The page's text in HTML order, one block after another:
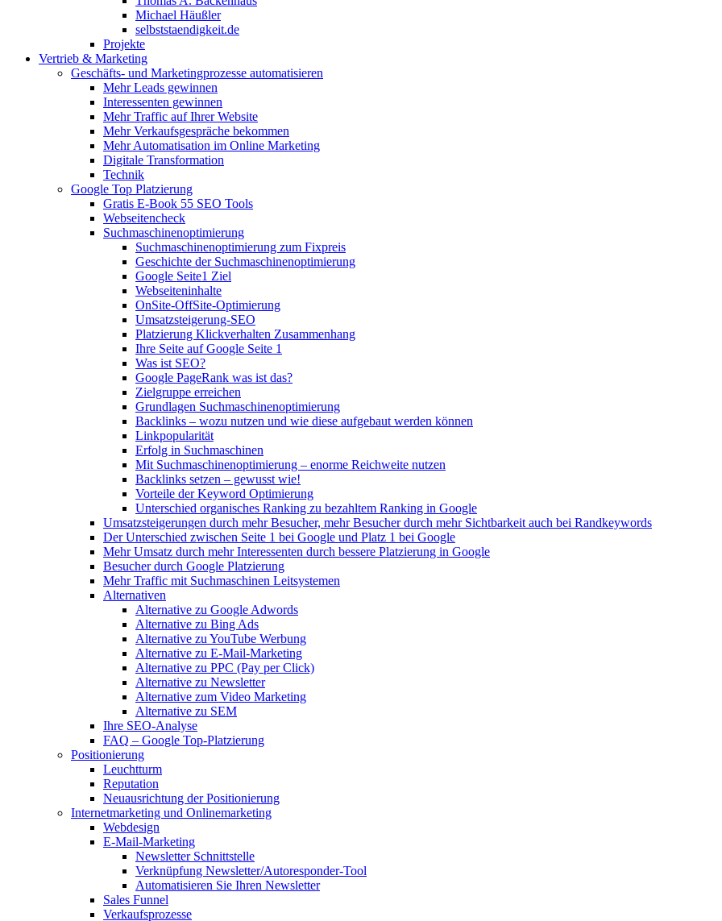
Michael Häußler
selbststaendigkeit.de
Projekte
Vertrieb & Marketing
Geschäfts- und Marketingprozesse automatisieren
Mehr Leads gewinnen
Interessenten gewinnen
Mehr Traffic auf Ihrer Website
Mehr Verkaufsgespräche bekommen
Mehr Automatisation im Online Marketing
Digitale Transformation
Technik
Google Top Platzierung
Gratis E-Book 55 SEO Tools
Webseitencheck
Suchmaschinenoptimierung
Suchmaschinenoptimierung zum Fixpreis
Geschichte der Suchmaschinenoptimierung
Google Seite1 Ziel
Webseiteninhalte
OnSite-OffSite-Optimierung
Umsatzsteigerung-SEO
Platzierung Klickverhalten Zusammenhang
Ihre Seite auf Google Seite 1
Was ist SEO?
Google PageRank was ist das?
Zielgruppe erreichen
Grundlagen Suchmaschinenoptimierung
Backlinks – wozu nutzen und wie diese aufgebaut werden können
Linkpopularität
Erfolg in Suchmaschinen
Mit Suchmaschinenoptimierung – enorme Reichweite nutzen
Backlinks setzen – gewusst wie!
Vorteile der Keyword Optimierung
Unterschied organisches Ranking zu bezahltem Ranking in Google
Umsatzsteigerungen durch mehr Besucher, mehr Besucher durch mehr Sichtbarkeit auch bei Randkeywords
Der Unterschied zwischen Seite 1 bei Google und Platz 1 bei Google
Mehr Umsatz durch mehr Interessenten durch bessere Platzierung in Google
Besucher durch Google Platzierung
Mehr Traffic mit Suchmaschinen Leitsystemen
Alternativen
Alternative zu Google Adwords
Alternative zu Bing Ads
Alternative zu YouTube Werbung
Alternative zu E-Mail-Marketing
Alternative zu PPC (Pay per Click)
Alternative zu Newsletter
Alternative zum Video Marketing
Alternative zu SEM
Ihre SEO-Analyse
FAQ – Google Top-Platzierung
Positionierung
Leuchtturm
Reputation
Neuausrichtung der Positionierung
Internetmarketing und Onlinemarketing
Webdesign
E-Mail-Marketing
Newsletter Schnittstelle
Verknüpfung Newsletter/Autoresponder-Tool
Automatisieren Sie Ihren Newsletter
Sales Funnel
Verkaufsprozesse